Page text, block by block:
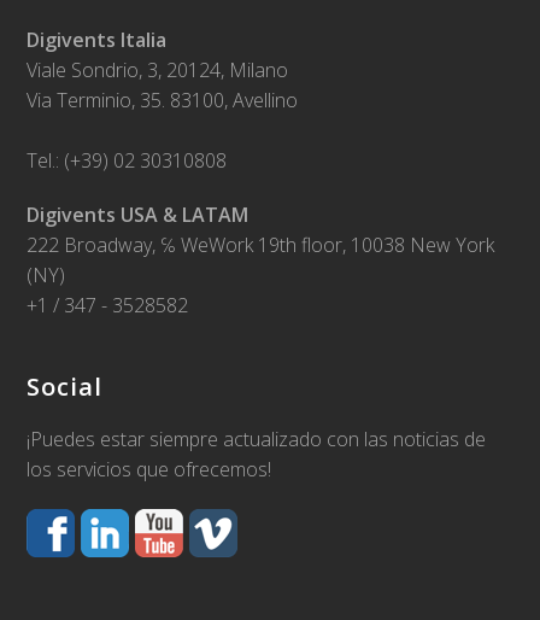
Digivents Italia
Viale Sondrio, 3, 20124, Milano
Via Terminio, 35. 83100, Avellino
Tel.: (+39) 02 30310808
Digivents USA & LATAM
222 Broadway, ℅ WeWork 19th floor, 10038 New York
(NY)
+1 / 347 - 3528582
Social
¡Puedes estar siempre actualizado con las noticias de
los servicios que ofrecemos!